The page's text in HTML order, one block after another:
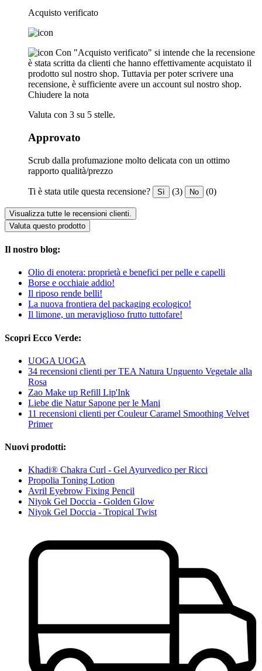
Acquisto verificato
Con "Acquisto verificato" si intende che la recensione
è stata scritta da clienti che hanno effettivamente acquistato il
prodotto sul nostro shop. Tuttavia per poter scrivere una
recensione, è sufficiente avere un account sul nostro shop.
Chiudere la nota
Valuta con 3 su 5 stelle.
Approvato
Scrub dalla profumazione molto delicata con un ottimo
rapporto qualità/prezzo
Ti è stata utile questa recensione? Sì (3) No (0)
Visualizza tutte le recensioni clienti.
Valuta questo prodotto
Il nostro blog:
Olio di enotera: proprietà e benefici per pelle e capelli
Borse e occhiaie addio!
Il riposo rende belli!
La nuova frontiera del packaging ecologico!
Il limone, un meraviglioso frutto tuttofare!
Scopri Ecco Verde:
UOGA UOGA
34 recensioni clienti per TEA Natura Unguento Vegetale alla
Rosa
Zao Make up Refill Lip'Ink
Liebe die Natur Sapone per le Mani
11 recensioni clienti per Couleur Caramel Smoothing Velvet
Primer
Nuovi prodotti:
Khadi® Chakra Curl - Gel Ayurvedico per Ricci
Propolia Toning Lotion
Avril Eyebrow Fixing Pencil
Niyok Gel Doccia - Golden Glow
Niyok Gel Doccia - Tropical Twist